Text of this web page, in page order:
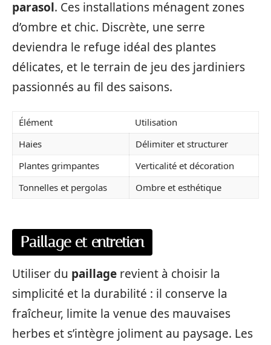
parasol. Ces installations ménagent zones
d’ombre et chic. Discrète, une serre
deviendra le refuge idéal des plantes
délicates, et le terrain de jeu des jardiniers
passionnés au fil des saisons.
Élément
Utilisation
Haies
Délimiter et structurer
Plantes grimpantes
Verticalité et décoration
Tonnelles et pergolas
Ombre et esthétique
Paillage et entretien
Utiliser du paillage revient à choisir la
simplicité et la durabilité : il conserve la
fraîcheur, limite la venue des mauvaises
herbes et s’intègre joliment au paysage. Les